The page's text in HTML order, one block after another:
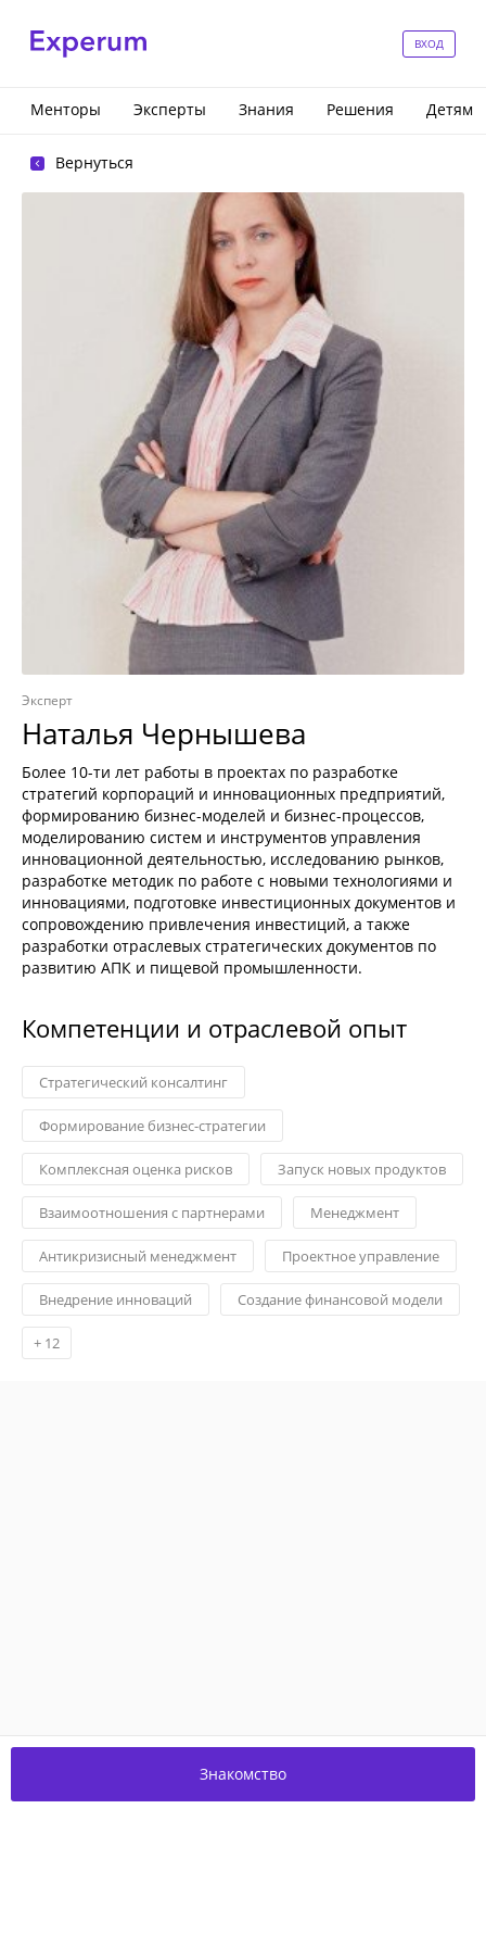
ВХОД
Менторы Эксперты Знания Решения Детям
Вернуться
Эксперт
Наталья Чернышева
Более 10-ти лет работы в проектах по разработке
стратегий корпораций и инновационных предприятий,
формированию бизнес-моделей и бизнес-процессов,
моделированию систем и инструментов управления
инновационной деятельностью, исследованию рынков,
разработке методик по работе с новыми технологиями и
инновациями, подготовке инвестиционных документов и
сопровождению привлечения инвестиций, а также
разработки отраслевых стратегических документов по
развитию АПК и пищевой промышленности.
Компетенции и отраслевой опыт
Стратегический консалтинг
Формирование бизнес-стратегии
Комплексная оценка рисков Запуск новых продуктов
Взаимоотношения с партнерами Менеджмент
Антикризисный менеджмент Проектное управление
Внедрение инноваций Создание финансовой модели
+ 12
Знакомство